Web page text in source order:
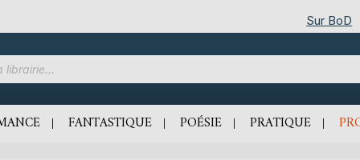
Sur BoD
FANTASTIQUE POÉSIE PRATIQUE